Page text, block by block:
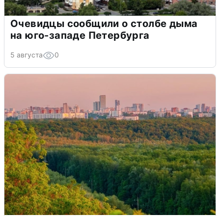
Очевидцы сообщили о столбе дыма
на юго-западе Петербурга
5 августа 0